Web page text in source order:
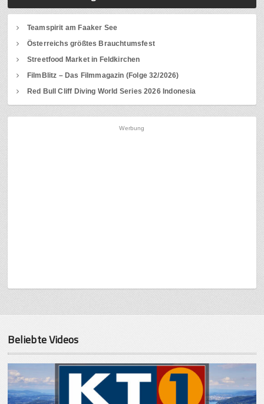
Teamspirit am Faaker See
Österreichs größtes Brauchtumsfest
Streetfood Market in Feldkirchen
FilmBlitz – Das Filmmagazin (Folge 32/2026)
Red Bull Cliff Diving World Series 2026 Indonesia
Werbung
Beliebte Videos